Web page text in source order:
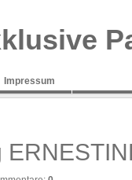
Impressum